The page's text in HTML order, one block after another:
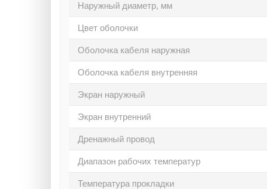
Наружный диаметр, мм
Цвет оболочки
Оболочка кабеля наружная
Оболочка кабеля внутренняя
Экран наружный
Экран внутренний
Дренажный провод
Диапазон рабочих температур
Температура прокладки